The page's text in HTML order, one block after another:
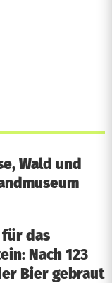
Wald und
das
Nach 123
Bier gebraut